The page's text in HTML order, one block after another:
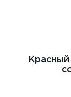
Красный